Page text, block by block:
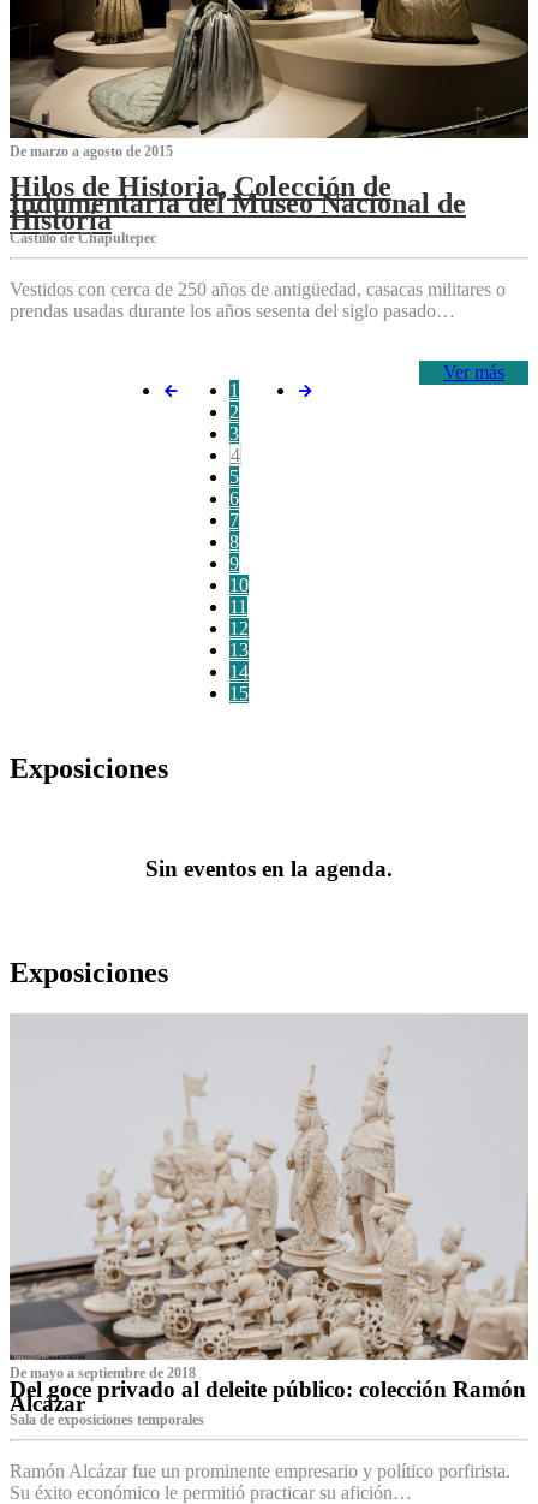
De marzo a agosto de 2015
Hilos de Historia, Colección de
Indumentaria del Museo Nacional de
Historia
Castillo de Chapultepec
Vestidos con cerca de 250 años de antigüedad, casacas militares o
prendas usadas durante los años sesenta del siglo pasado…
Ver más
1
2
3
4
5
6
7
8
9
10
11
12
13
14
15
Exposiciones
Sin eventos en la agenda.
Exposiciones
De mayo a septiembre de 2018
Del goce privado al deleite público: colección Ramón
Alcázar
Sala de exposiciones temporales
Ramón Alcázar fue un prominente empresario y político porfirista.
Su éxito económico le permitió practicar su afición…